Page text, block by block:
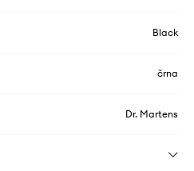
Black
črna
Dr. Martens